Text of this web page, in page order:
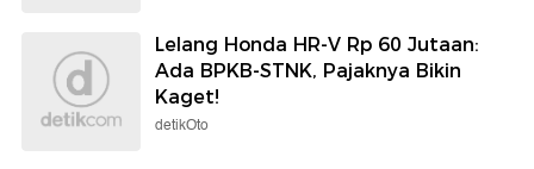
Lelang Honda HR-V Rp 60 Jutaan:
Ada BPKB-STNK, Pajaknya Bikin
Kaget!
detikOto